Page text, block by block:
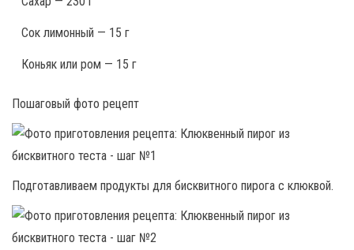
Сок лимонный — 15 г
Коньяк или ром — 15 г
Пошаговый фото рецепт
Подготавливаем продукты для бисквитного пирога с клюквой.